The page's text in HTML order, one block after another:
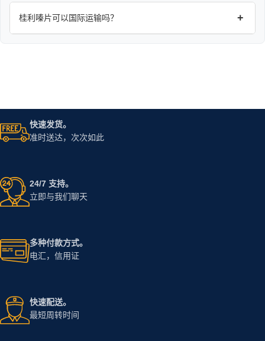
桂利嗪片可以国际运输吗？ +
快速发货。
准时送达，次次如此
24/7 支持。
立即与我们聊天
多种付款方式。
电汇，信用证
快速配送。
最短周转时间